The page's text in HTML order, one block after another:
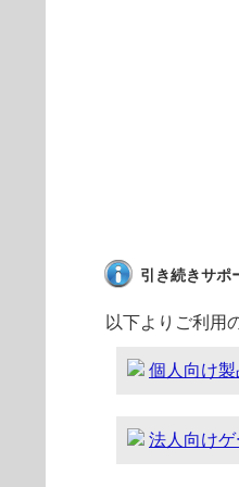
引き続きサポ
以下よりご利用
個人向け製
法人向け